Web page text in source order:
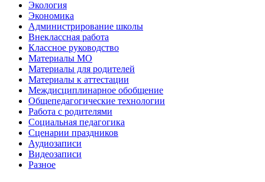
Экология
Экономика
Администрирование школы
Внеклассная работа
Классное руководство
Материалы МО
Материалы для родителей
Материалы к аттестации
Междисциплинарное обобщение
Общепедагогические технологии
Работа с родителями
Социальная педагогика
Сценарии праздников
Аудиозаписи
Видеозаписи
Разное